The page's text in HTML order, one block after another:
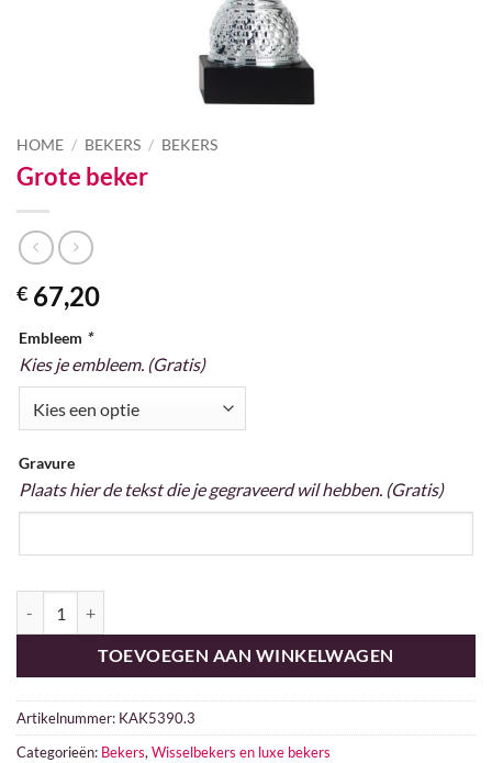
HOME / BEKERS / BEKERS
Grote beker
€ 67,20
Embleem *
Kies je embleem. (Gratis)
Gravure
Plaats hier de tekst die je gegraveerd wil hebben. (Gratis)
TOEVOEGEN AAN WINKELWAGEN
Artikelnummer: KAK5390.3
Categorieën: Bekers, Wisselbekers en luxe bekers